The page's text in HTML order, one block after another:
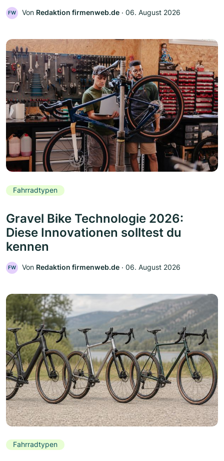
FW Von Redaktion firmenweb.de ‧ 06. August 2026
Fahrradtypen
Gravel Bike Technologie 2026:
Diese Innovationen solltest du
kennen
FW Von Redaktion firmenweb.de ‧ 06. August 2026
Fahrradtypen